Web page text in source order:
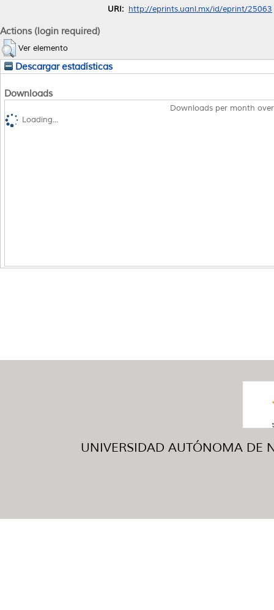
URI: http://eprints.uanl.mx/id/eprint/25063
Actions (login required)
Ver elemento
Descargar estadísticas
Downloads
Downloads per month
Loading...
UNIVERSIDAD AUTÓNOMA DE